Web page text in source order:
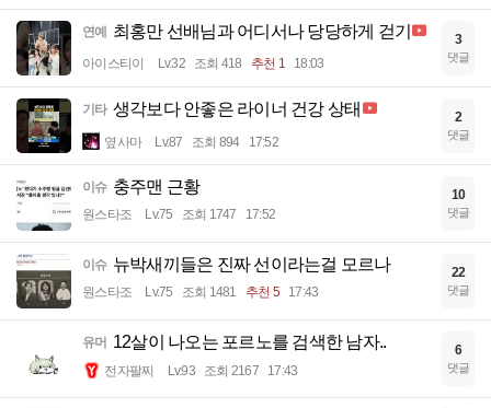
연예 최홍만 선배님과 어디서나 당당하게 걷기
아이스티이 Lv.32 조회 418 추천 1 18:03
3
댓글
기타 생각보다 안좋은 라이너 건강 상태
옆사마 Lv.87 조회 894 17:52
2
댓글
이슈 충주맨 근황
원스타조 Lv.75 조회 1747 17:52
10
댓글
이슈 뉴박새끼들은 진짜 선이라는걸 모르나
원스타조 Lv.75 조회 1481 추천 5 17:43
22
댓글
유머 12살이 나오는 포르노를 검색한 남자..
전자팔찌 Lv.93 조회 2167 17:43
6
댓글